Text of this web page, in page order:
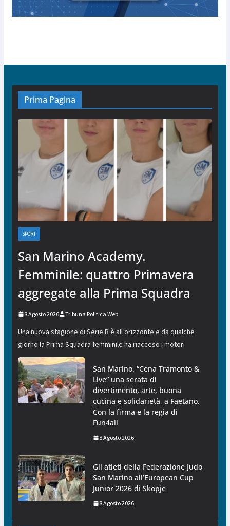
Prima Pagina
SPORT
San Marino Academy.
Femminile: quattro Primavera
aggregate alla Prima Squadra
8 Agosto 2026 Tribuna Politica Web
Una nuova stagione di Serie B è all’orizzonte e da qualche
giorno la Prima Squadra femminile ha riacceso i motori
San Marino. “Cena Tramonto &
Live” una serata di
divertimento, arte, buona
cucina e solidarietà, a Faetano.
Con la firma e la regia di
Fun4all
8 Agosto 2026
Gli atleti della Federazione Judo
San Marino all’European Cup
Junior 2026 di Skopje
8 Agosto 2026